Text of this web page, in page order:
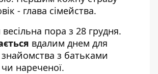
- глава сімейства.
пора з 28 грудня.
вдалим днем для
знайомства з батьками
нареченої.